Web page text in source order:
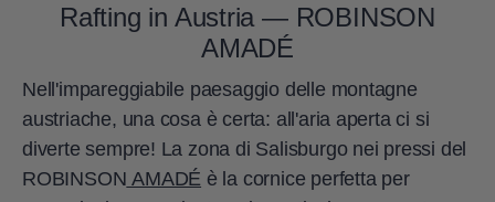
Rafting in Austria — ROBINSON
AMADÉ
Nell'impareggiabile paesaggio delle montagne
austriache, una cosa è certa: all'aria aperta ci si
diverte sempre! La zona di Salisburgo nei pressi del
ROBINSON AMADÉ è la cornice perfetta per